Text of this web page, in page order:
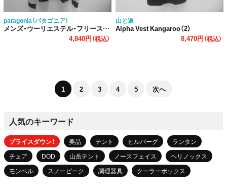
patagonia（パタゴニア）
メンズ・ウーリエステル・フリース・ジャケット
4,840円（税込）
山と道
Alpha Vest Kangaroo（2）
8,470円（税込）
1 2 3 4 5 次へ
人気のキーワード
プライスダウン！ 美品 テント ヒルバーグ
ランタン
チェア
DOD 山岳テント ノースフェイス
ヘリノックス
モンベル
スノーピーク 調理器具 クーラーボックス